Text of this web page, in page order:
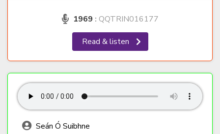
1969 : QQTRIN016177
Read & listen
Seán Ó Suibhne